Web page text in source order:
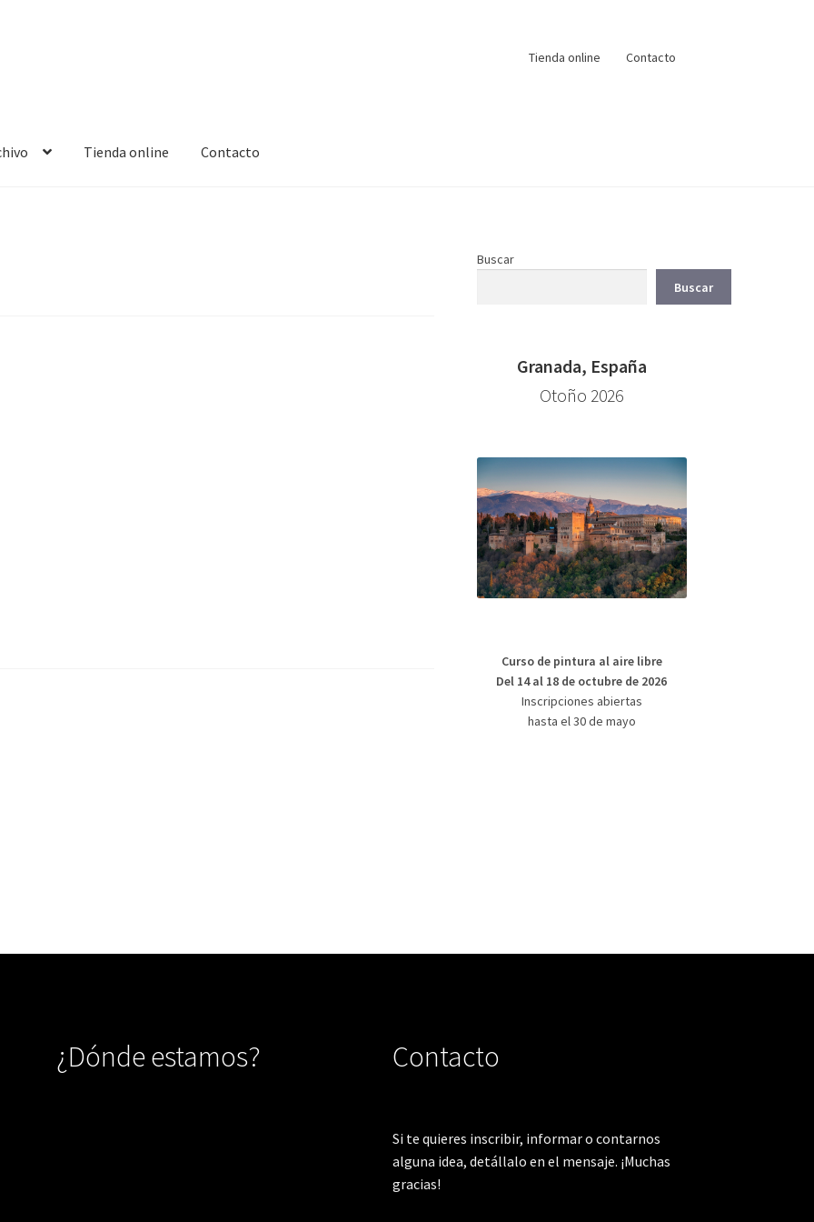
Tienda online Contacto
Tienda online Contacto
Buscar
Buscar
Granada, España
Otoño 2026
Curso de pintura al aire libre
Del 14 al 18 de octubre de 2026
Inscripciones abiertas
hasta el 30 de mayo
¿Dónde estamos? Contacto
Si te quieres inscribir, informar o contarnos
alguna idea, detállalo en el mensaje. ¡Muchas
gracias!